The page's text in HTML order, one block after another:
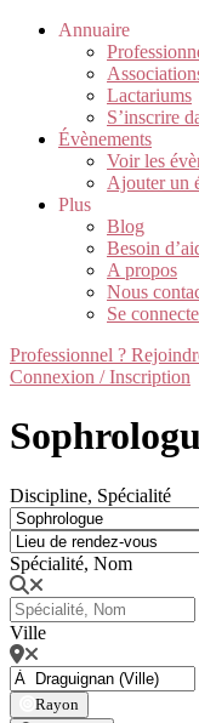
Annuaire
Lactariums
S’inscrire
Évènements
Voir les
Ajouter un
Plus
Blog
Besoin
A propos
Nous
Se
Professionnel ?
Connexion / Inscription
Discipline, Spécialité
Spécialité, Nom
Ville
Rayon